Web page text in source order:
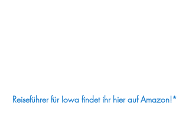
Reiseführer für Iowa findet ihr hier auf Amazon!*